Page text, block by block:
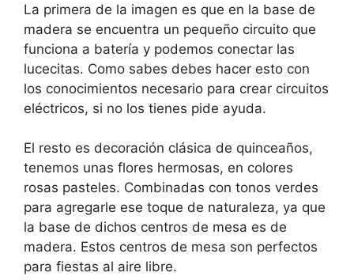
La primera de la imagen es que en la base de
madera se encuentra un pequeño circuito que
funciona a batería y podemos conectar las
lucecitas. Como sabes debes hacer esto con
los conocimientos necesario para crear circuitos
eléctricos, si no los tienes pide ayuda.
El resto es decoración clásica de quinceaños,
tenemos unas flores hermosas, en colores
rosas pasteles. Combinadas con tonos verdes
para agregarle ese toque de naturaleza, ya que
la base de dichos centros de mesa es de
madera. Estos centros de mesa son perfectos
para fiestas al aire libre.